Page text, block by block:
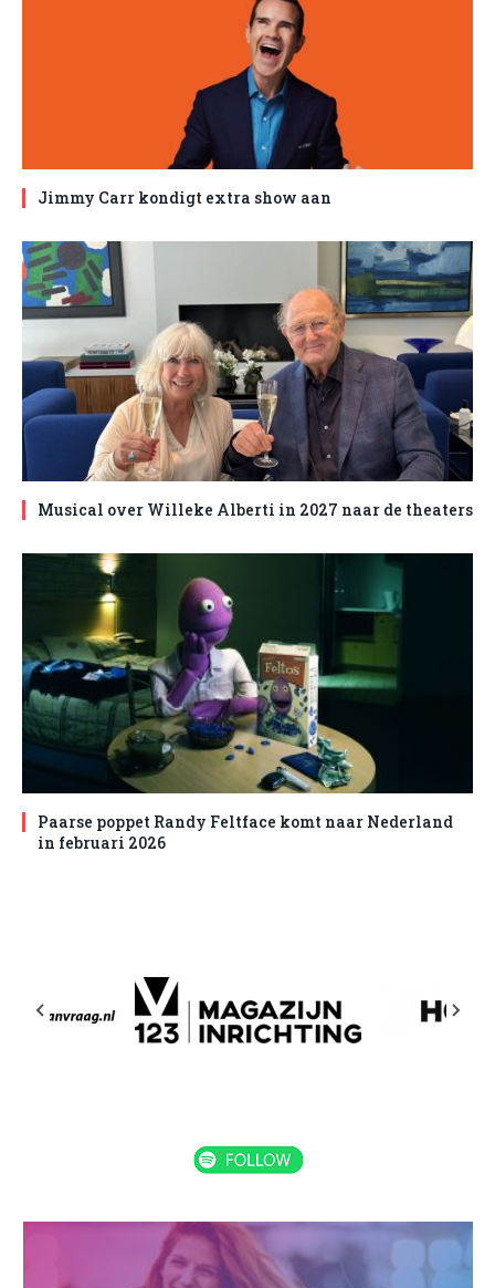
Jimmy Carr kondigt extra show aan
Musical over Willeke Alberti in 2027 naar de theaters
Paarse poppet Randy Feltface komt naar Nederland
in februari 2026